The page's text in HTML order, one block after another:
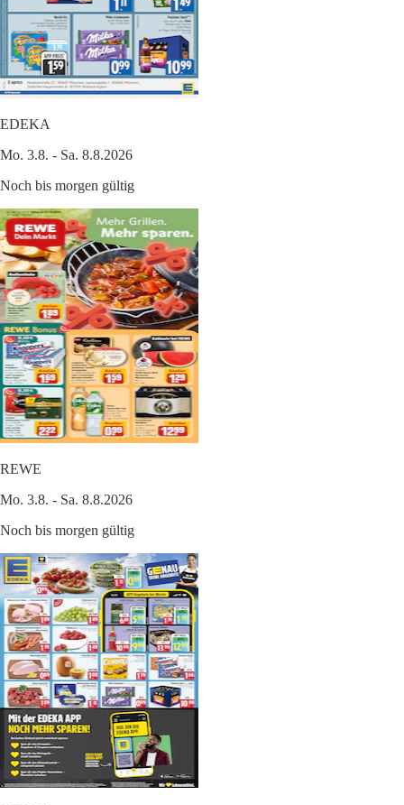
EDEKA
Mo. 3.8. - Sa. 8.8.2026
Noch bis morgen gültig
REWE
Mo. 3.8. - Sa. 8.8.2026
Noch bis morgen gültig